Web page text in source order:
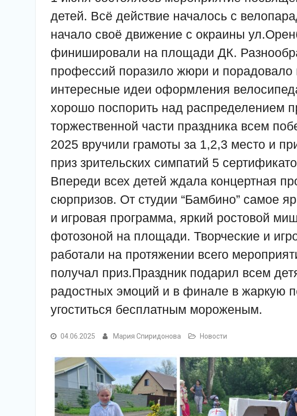
детей. Всё действие началось с
начало своё движение с окраины
финишировали на площади ДК.
профессий поразило жюри и порадовало
интересные идеи оформления
хорошо поспорить над распределением
торжественной части праздника всем
2025 вручили грамоты за 1,2,3 место и
приз зрительских симпатий 5
Впереди всех детей ждала концертная
сюрпризов. От студии “Бамбино” самое
и игровая программа, яркий ростовой
фотозоной на площади. Творческие и
работали на протяжении всего
получал приз.Праздник подарил всем
радостных эмоций и в финале в жаркую
угоститься бесплатным мороженым.
04.06.2025 Мария Спиридонова Новости